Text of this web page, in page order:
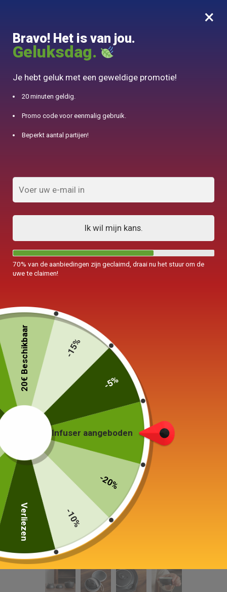
0
10% aangeboden voor 50€ aankopen met DJINN-code10
×
Bravo! Het is van jou.
Geluksdag.
Je hebt geluk met een geweldige promotie!
20 minuten geldig.
Promo code voor eenmalig gebruik.
Beperkt aantal partijen!
Ik wil mijn kans.
70% van de aanbiedingen zijn geclaimd, draai nu het stuur om de
uwe te claimen!
Infuser aangeboden
-20%
-10%
Verliezen
20€ Beschikbaar -15%
-5%